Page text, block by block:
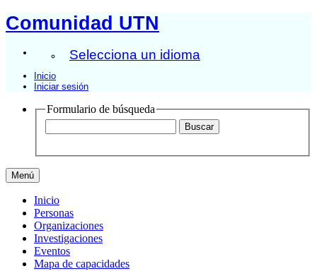
Comunidad UTN
Selecciona un idioma
Inicio
Iniciar sesión
Formulario de búsqueda
Menú
Inicio
Personas
Organizaciones
Investigaciones
Eventos
Mapa de capacidades